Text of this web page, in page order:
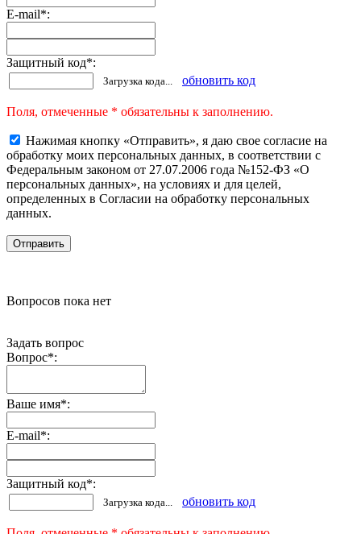
E-mail*:
Защитный код*:
Загрузка кода... обновить код
Поля, отмеченные * обязательны к заполнению.
Нажимая кнопку «Отправить», я даю свое согласие на
обработку моих персональных данных, в соответствии с
Федеральным законом от 27.07.2006 года №152-ФЗ «О
персональных данных», на условиях и для целей,
определенных в Согласии на обработку персональных
данных.
Вопросов пока нет
Задать вопрос
Вопрос*:
Ваше имя*:
E-mail*:
Защитный код*:
Загрузка кода... обновить код